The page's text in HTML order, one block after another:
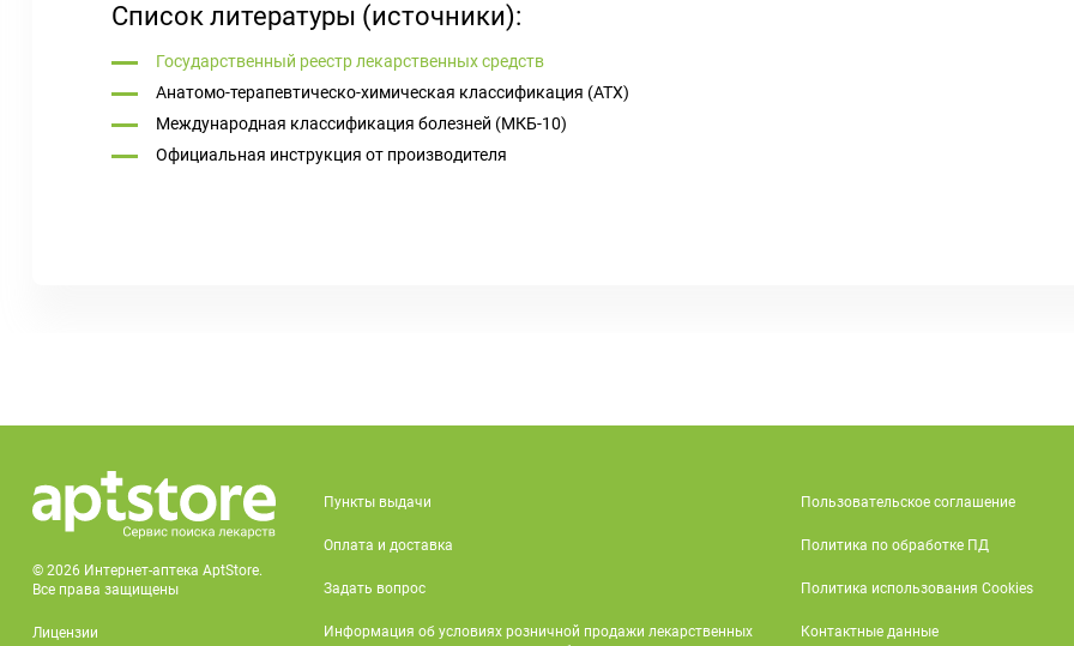
Список литературы (источники):
Государственный реестр лекарственных средств
Анатомо-терапевтическо-химическая классификация (ATX)
Международная классификация болезней (МКБ-10)
Официальная инструкция от производителя
© 2026 Интернет-аптека AptStore.
Все права защищены
Лицензии
Пункты выдачи
Оплата и доставка
Задать вопрос
Информация об условиях розничной продажи лекарственных
Пользовательское соглашение
Политика по обработке ПД
Политика использования Cookies
Контактные данные